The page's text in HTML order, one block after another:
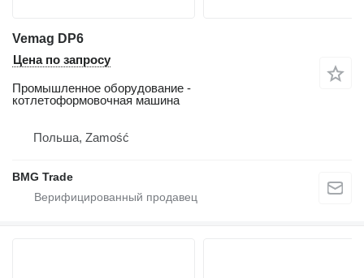
Vemag DP6
Цена по запросу
Промышленное оборудование -
котлетоформовочная машина
Польша, Zamość
BMG Trade